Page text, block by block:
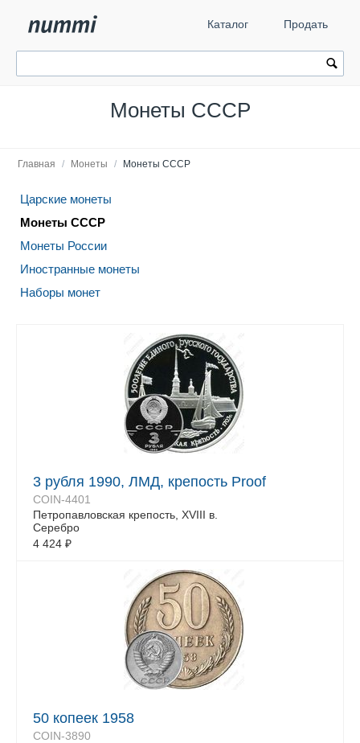
Каталог Продать
Монеты СССР
Главная / Монеты / Монеты СССР
Царские монеты
Монеты СССР
Монеты России
Иностранные монеты
Наборы монет
3 рубля 1990, ЛМД, крепость Proof
COIN-4401
Петропавловская крепость, XVIII в.
Серебро
4 424 ₽
50 копеек 1958
COIN-3890